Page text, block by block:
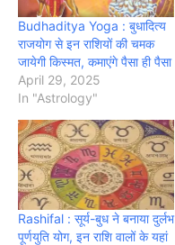
Budhaditya Yoga : बुधादित्य
राजयोग से इन राशियों की चमक
जायेगी किस्मत, कमाएंगे पैसा ही पैसा
April 29, 2025
In "Astrology"
Rashifal : सूर्य-बुध ने बनाया दुर्लभ
पूर्णयुति योग, इन राशि वालों के यहां